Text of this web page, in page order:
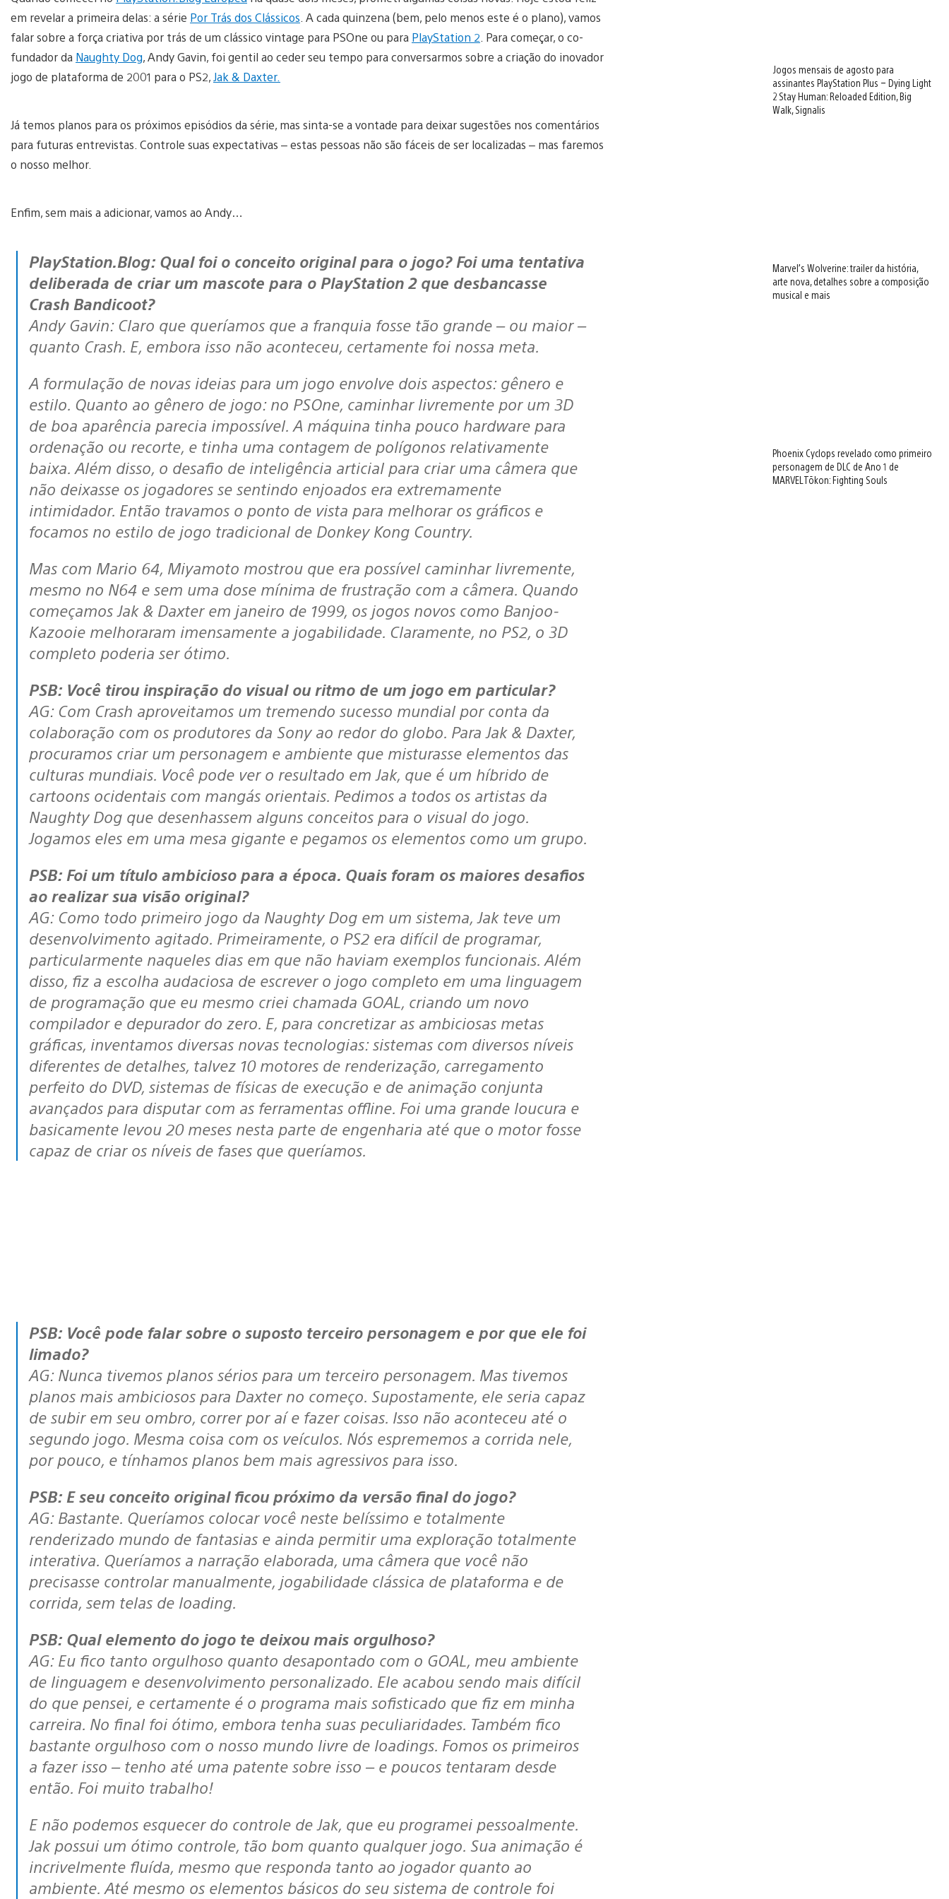
em revelar a primeira delas: a série Por Trás dos Clássicos . A cada quinzena (bem, pelo menos este é o plano), vamos
falar sobre a força criativa por trás de um clássico vintage para PSOne ou para PlayStation 2 . Para começar, o co-
fundador da Naughty Dog, Andy Gavin, foi gentil ao ceder seu tempo para conversarmos sobre a criação do inovador
jogo de plataforma de 2001 para o PS2,Jak & Daxter.
Já temos planos para os próximos episódios da série, mas sinta-se a vontade para deixar sugestões nos comentários
para futuras entrevistas. Controle suas expectativas – estas pessoas não são fáceis de ser localizadas – mas faremos
o nosso melhor.
Enfim, sem mais a adicionar, vamos ao Andy…
PlayStation.Blog: Qual foi o conceito original para o jogo? Foi uma tentativa
deliberada de criar um mascote para o PlayStation 2 que desbancasse
Crash Bandicoot?
Andy Gavin: Claro que queríamos que a franquia fosse tão grande – ou maior –
quanto Crash. E, embora isso não aconteceu, certamente foi nossa meta.
A formulação de novas ideias para um jogo envolve dois aspectos: gênero e
estilo. Quanto ao gênero de jogo: no PSOne, caminhar livremente por um 3D
de boa aparência parecia impossível. A máquina tinha pouco hardware para
ordenação ou recorte, e tinha uma contagem de polígonos relativamente
baixa. Além disso, o desafio de inteligência articial para criar uma câmera que
não deixasse os jogadores se sentindo enjoados era extremamente
intimidador. Então travamos o ponto de vista para melhorar os gráficos e
focamos no estilo de jogo tradicional de Donkey Kong Country.
Mas com Mario 64, Miyamoto mostrou que era possível caminhar livremente,
mesmo no N64 e sem uma dose mínima de frustração com a câmera. Quando
começamos Jak & Daxter em janeiro de 1999, os jogos novos como Banjoo-
Kazooie melhoraram imensamente a jogabilidade. Claramente, no PS2, o 3D
completo poderia ser ótimo.
PSB: Você tirou inspiração do visual ou ritmo de um jogo em particular?
AG: Com Crash aproveitamos um tremendo sucesso mundial por conta da
colaboração com os produtores da Sony ao redor do globo. Para Jak & Daxter,
procuramos criar um personagem e ambiente que misturasse elementos das
culturas mundiais. Você pode ver o resultado em Jak, que é um híbrido de
cartoons ocidentais com mangás orientais. Pedimos a todos os artistas da
Naughty Dog que desenhassem alguns conceitos para o visual do jogo.
Jogamos eles em uma mesa gigante e pegamos os elementos como um grupo.
PSB: Foi um título ambicioso para a época. Quais foram os maiores desafios
ao realizar sua visão original?
AG: Como todo primeiro jogo da Naughty Dog em um sistema, Jak teve um
desenvolvimento agitado. Primeiramente, o PS2 era difícil de programar,
particularmente naqueles dias em que não haviam exemplos funcionais. Além
disso, fiz a escolha audaciosa de escrever o jogo completo em uma linguagem
de programação que eu mesmo criei chamada GOAL, criando um novo
compilador e depurador do zero. E, para concretizar as ambiciosas metas
gráficas, inventamos diversas novas tecnologias: sistemas com diversos níveis
diferentes de detalhes, talvez 10 motores de renderização, carregamento
perfeito do DVD, sistemas de físicas de execução e de animação conjunta
avançados para disputar com as ferramentas offline. Foi uma grande loucura e
basicamente levou 20 meses nesta parte de engenharia até que o motor fosse
capaz de criar os níveis de fases que queríamos.
PSB: Você pode falar sobre o suposto terceiro personagem e por que ele foi
limado?
AG: Nunca tivemos planos sérios para um terceiro personagem. Mas tivemos
planos mais ambiciosos para Daxter no começo. Supostamente, ele seria capaz
de subir em seu ombro, correr por aí e fazer coisas. Isso não aconteceu até o
segundo jogo. Mesma coisa com os veículos. Nós esprememos a corrida nele,
por pouco, e tínhamos planos bem mais agressivos para isso.
PSB: E seu conceito original ficou próximo da versão final do jogo?
AG: Bastante. Queríamos colocar você neste belíssimo e totalmente
renderizado mundo de fantasias e ainda permitir uma exploração totalmente
interativa. Queríamos a narração elaborada, uma câmera que você não
precisasse controlar manualmente, jogabilidade clássica de plataforma e de
corrida, sem telas de loading.
PSB: Qual elemento do jogo te deixou mais orgulhoso?
AG: Eu fico tanto orgulhoso quanto desapontado com o GOAL, meu ambiente
de linguagem e desenvolvimento personalizado. Ele acabou sendo mais difícil
do que pensei, e certamente é o programa mais sofisticado que fiz em minha
carreira. No final foi ótimo, embora tenha suas peculiaridades. Também fico
bastante orgulhoso com o nosso mundo livre de loadings. Fomos os primeiros
a fazer isso – tenho até uma patente sobre isso – e poucos tentaram desde
então. Foi muito trabalho!
E não podemos esquecer do controle de Jak, que eu programei pessoalmente.
Jak possui um ótimo controle, tão bom quanto qualquer jogo. Sua animação é
incrivelmente fluída, mesmo que responda tanto ao jogador quanto ao
ambiente. Até mesmo os elementos básicos do seu sistema de controle foi
Jogos mensais de agosto para
assinantes PlayStation Plus – Dying Light
2 Stay Human: Reloaded Edition, Big
Walk, Signalis
Marvel’s Wolverine: trailer da história,
arte nova, detalhes sobre a composição
musical e mais
Phoenix Cyclops revelado como primeiro
personagem de DLC de Ano 1 de
MARVEL Tōkon: Fighting Souls